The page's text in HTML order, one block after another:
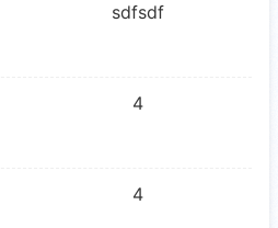
sdfsdf
4
4